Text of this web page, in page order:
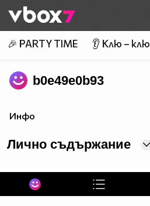
👾
🎉 PARTY TIME 👂 Клю – клю
b0e49e0b93
Инфо
Лично съдържание